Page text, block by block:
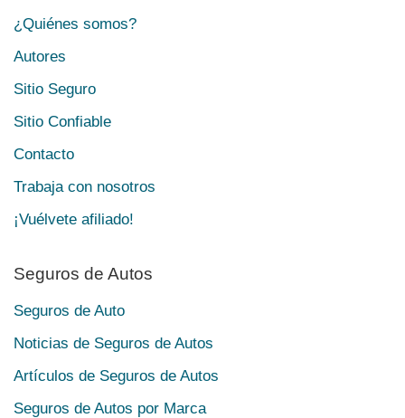
¿Quiénes somos?
Autores
Sitio Seguro
Sitio Confiable
Contacto
Trabaja con nosotros
¡Vuélvete afiliado!
Seguros de Autos
Seguros de Auto
Noticias de Seguros de Autos
Artículos de Seguros de Autos
Seguros de Autos por Marca